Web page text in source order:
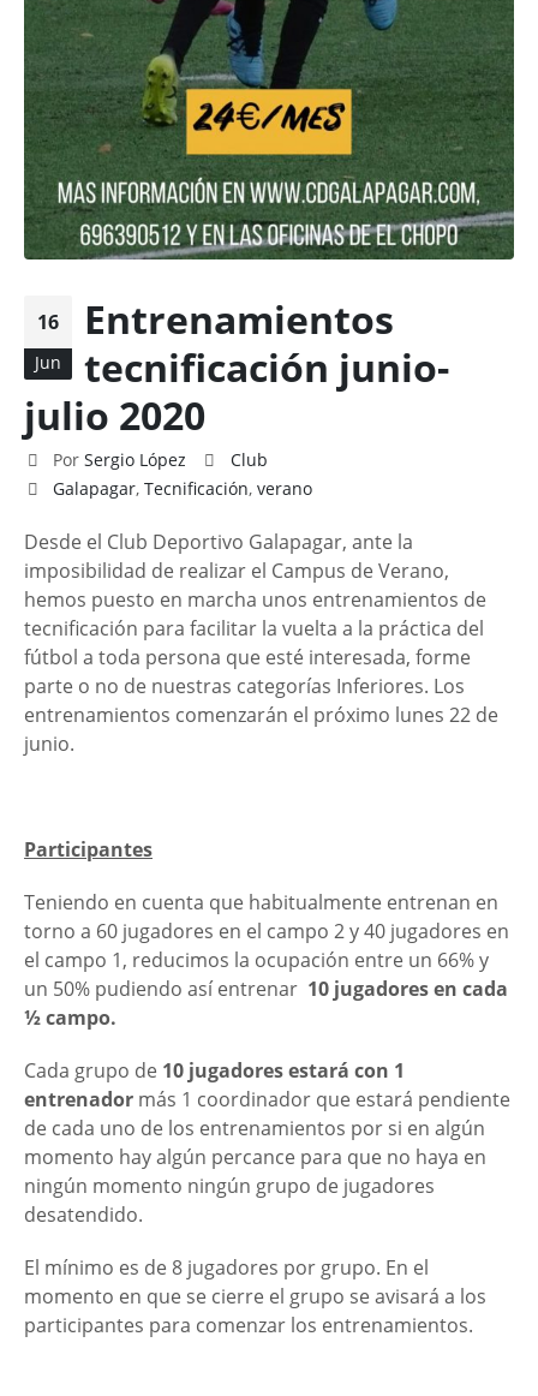
16
Jun
Entrenamientos
tecnificación junio-
julio 2020
Por Sergio López
Club
Galapagar,Tecnificación,verano
Desde el Club Deportivo Galapagar, ante la
imposibilidad de realizar el Campus de Verano,
hemos puesto en marcha unos entrenamientos de
tecnificación para facilitar la vuelta a la práctica del
fútbol a toda persona que esté interesada, forme
parte o no de nuestras categorías Inferiores. Los
entrenamientos comenzarán el próximo lunes 22 de
junio.
Participantes
Teniendo en cuenta que habitualmente entrenan en
torno a 60 jugadores en el campo 2 y 40 jugadores en
el campo 1, reducimos la ocupación entre un 66% y
un 50% pudiendo así entrenar 10 jugadores en cada
½ campo.
Cada grupo de 10 jugadores estará con 1
entrenador más 1 coordinador que estará pendiente
de cada uno de los entrenamientos por si en algún
momento hay algún percance para que no haya en
ningún momento ningún grupo de jugadores
desatendido.
El mínimo es de 8 jugadores por grupo. En el
momento en que se cierre el grupo se avisará a los
participantes para comenzar los entrenamientos.